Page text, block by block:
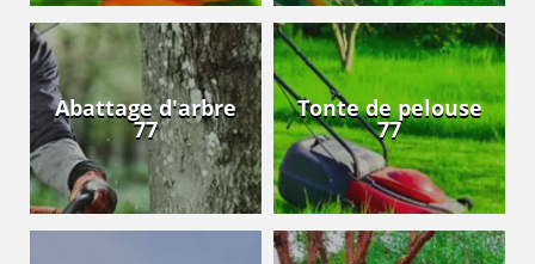
Abattage d'arbre
77
Tonte de pelouse
77